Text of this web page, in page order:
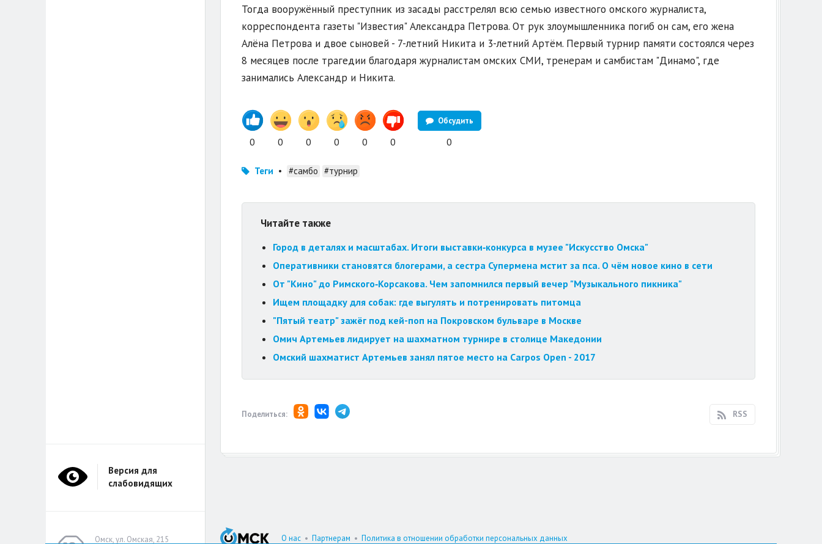
Тогда вооружённый преступник из засады расстрелял всю семью известного омского журналиста,
корреспондента газеты "Известия" Александра Петрова. От рук злоумышленника погиб он сам, его жена
Алёна Петрова и двое сыновей - 7-летний Никита и 3-летний Артём. Первый турнир памяти состоялся через
8 месяцев после трагедии благодаря журналистам омских СМИ, тренерам и самбистам "Динамо", где
занимались Александр и Никита.
0 0 0 0 0 0
Обсудить
0
Теги • #самбо #турнир
Читайте также
Город в деталях и масштабах. Итоги выставки‑конкурса в музее "Искусство Омска"
Оперативники становятся блогерами, а сестра Супермена мстит за пса. О чём новое кино в сети
От "Кино" до Римского‑Корсакова. Чем запомнился первый вечер "Музыкального пикника"
Ищем площадку для собак: где выгулять и потренировать питомца
"Пятый театр" зажёг под кей-поп на Покровском бульваре в Москве
Омич Артемьев лидирует на шахматном турнире в столице Македонии
Омский шахматист Артемьев занял пятое место на Carpos Open - 2017
Поделиться: RSS
О нас• Партнерам • Политика в отношении обработки персональных данных
Омск, ул. Омская, 215
Версия для
слабовидящих